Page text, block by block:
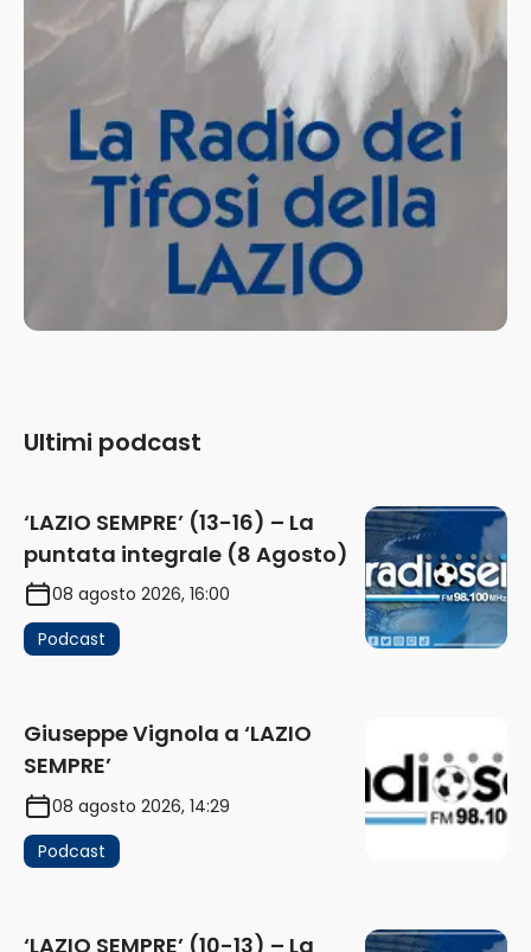
Ultimi podcast
‘LAZIO SEMPRE’ (13-16) – La
puntata integrale (8 Agosto)
08 agosto 2026, 16:00
Podcast
Giuseppe Vignola a ‘LAZIO
SEMPRE’
08 agosto 2026, 14:29
Podcast
‘LAZIO SEMPRE’ (10-13) – La